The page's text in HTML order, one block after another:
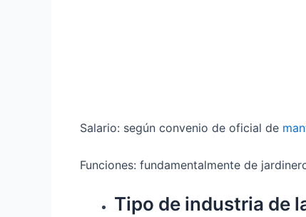
Salario: según convenio de oficial de
Funciones: fundamentalmente de
Tipo de industria de